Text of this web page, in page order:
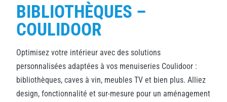
BIBLIOTHÈQUES –
COULIDOOR
Optimisez votre intérieur avec des solutions
personnalisées adaptées à vos menuiseries Coulidoor :
bibliothèques, caves à vin, meubles TV et bien plus. Alliez
design, fonctionnalité et sur-mesure pour un aménagement